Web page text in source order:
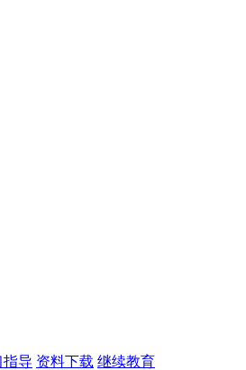
指导 资料下载 继续教育